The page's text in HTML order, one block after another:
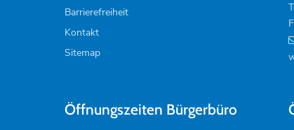
Barrierefreiheit
Kontakt
Sitemap
Öffnungszeiten Bürgerbüro